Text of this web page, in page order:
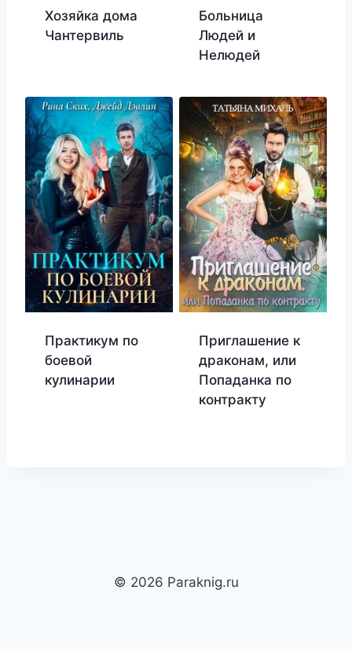
Хозяйка дома
Чантервиль
Больница
Людей и
Нелюдей
Практикум по
боевой
кулинарии
Приглашение к
драконам, или
Попаданка по
контракту
© 2026 Paraknig.ru